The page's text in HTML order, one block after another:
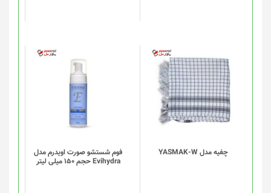
چفیه مدل YASMAK-W
فوم شستشو صورت اویدرم مدل
Evihydra حجم 150 میلی لیتر